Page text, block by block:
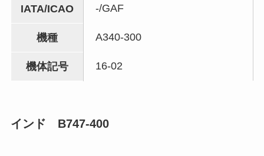
IATA/ICAO -/GAF
機種 A340-300
機体記号 16-02
インド B747-400